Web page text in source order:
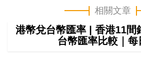
相關文章
港幣兌台幣匯率 | 香港11間
台幣匯率比較｜每